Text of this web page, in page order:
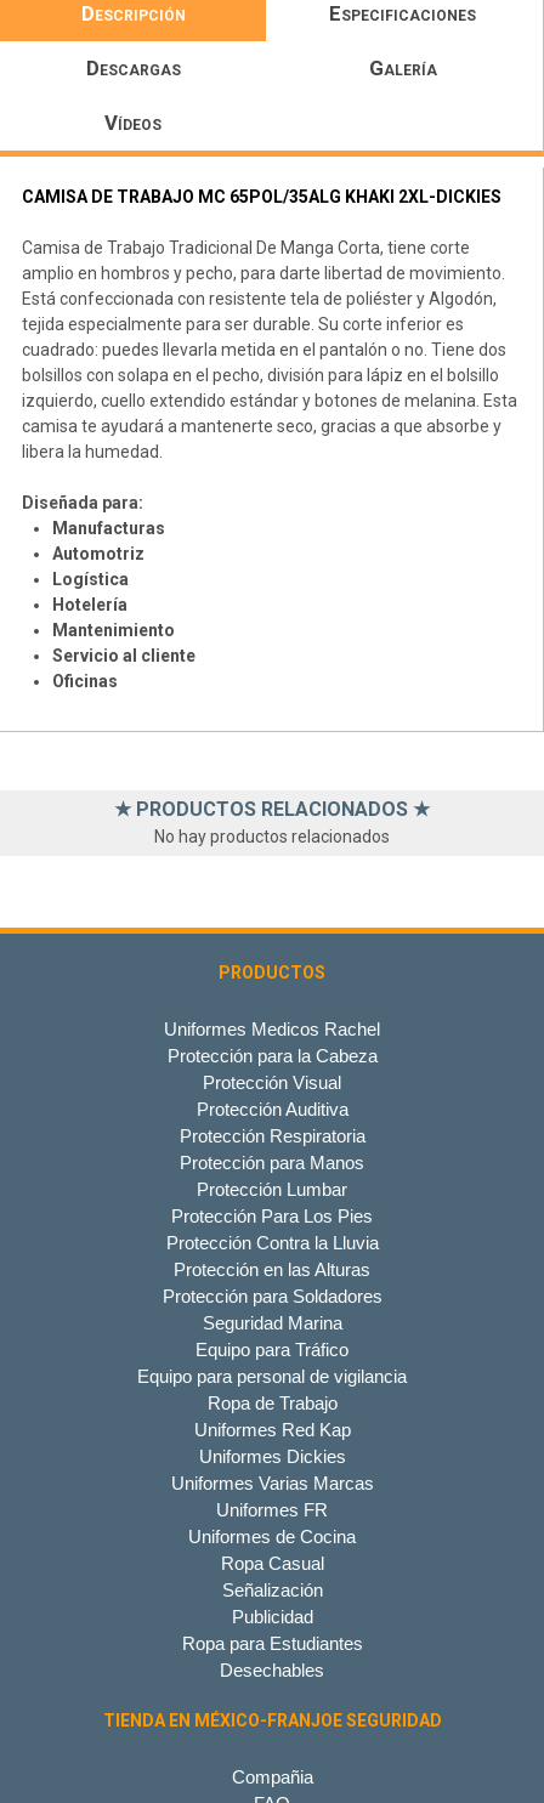
Descripción Especificaciones
Descargas Galería
Vídeos
CAMISA DE TRABAJO MC 65POL/35ALG KHAKI 2XL-DICKIES
Camisa de Trabajo Tradicional De Manga Corta, tiene corte
amplio en hombros y pecho, para darte libertad de movimiento.
Está confeccionada con resistente tela de poliéster y Algodón,
tejida especialmente para ser durable. Su corte inferior es
cuadrado: puedes llevarla metida en el pantalón o no. Tiene dos
bolsillos con solapa en el pecho, división para lápiz en el bolsillo
izquierdo, cuello extendido estándar y botones de melanina. Esta
camisa te ayudará a mantenerte seco, gracias a que absorbe y
libera la humedad.
Diseñada para:
Manufacturas
Automotriz
Logística
Hotelería
Mantenimiento
Servicio al cliente
Oficinas
★ PRODUCTOS RELACIONADOS ★
No hay productos relacionados
PRODUCTOS
Uniformes Medicos Rachel
Protección para la Cabeza
Protección Visual
Protección Auditiva
Protección Respiratoria
Protección para Manos
Protección Lumbar
Protección Para Los Pies
Protección Contra la Lluvia
Protección en las Alturas
Protección para Soldadores
Seguridad Marina
Equipo para Tráfico
Equipo para personal de vigilancia
Ropa de Trabajo
Uniformes Red Kap
Uniformes Dickies
Uniformes Varias Marcas
Uniformes FR
Uniformes de Cocina
Ropa Casual
Señalización
Publicidad
Ropa para Estudiantes
Desechables
TIENDA EN MÉXICO-FRANJOE SEGURIDAD
Compañia